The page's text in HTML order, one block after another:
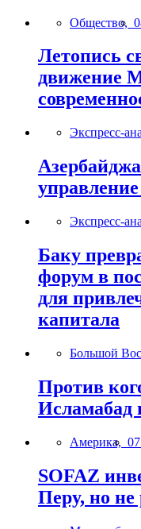
Общество,
Летопись
движение
Экспресс-
Экспресс-
Баку
форум в
для
капитала
Большой
Против
Исламабад
Америка,
SOFAZ
Перу, но